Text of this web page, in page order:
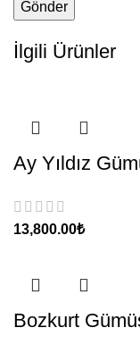
İlgili Ürünler
Ay Yıldız
₺
Bozkurt